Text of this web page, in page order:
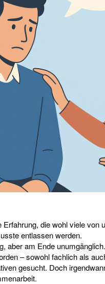
die wohl viele von
entlassen werden.
aber am Ende
– sowohl fachlich als
gesucht. Doch